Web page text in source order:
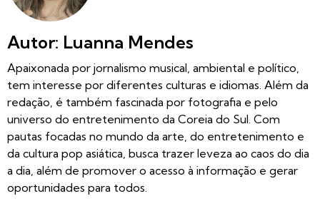
Autor: Luanna Mendes
Apaixonada por jornalismo musical, ambiental e político,
tem interesse por diferentes culturas e idiomas. Além da
redação, é também fascinada por fotografia e pelo
universo do entretenimento da Coreia do Sul. Com
pautas focadas no mundo da arte, do entretenimento e
da cultura pop asiática, busca trazer leveza ao caos do dia
a dia, além de promover o acesso à informação e gerar
oportunidades para todos.